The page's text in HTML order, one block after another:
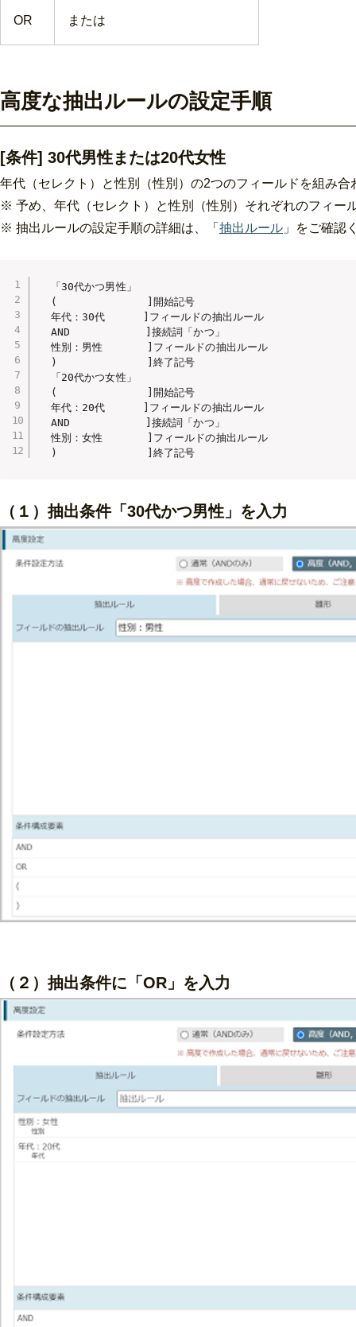
OR または
高度な抽出ルールの設定手順
[条件] 30代男性または20代女性
年代（セレクト）と性別（性別）の2つのフィールドを組み
※ 予め、年代（セレクト）と性別（性別）それぞれのフィー
※ 抽出ルールの設定手順の詳細は、「 抽出ルール 」をご確認
「30代かつ男性」
(　　　　　　 　　]開始記号
年代：30代　 　　]フィールドの抽出ルール
AND　　　　  　　]接続詞「かつ」
性別：男性　  　　]フィールドの抽出ルール
)　　　　　　 　　]終了記号
「20代かつ女性」
(　　　　　　 　　]開始記号
年代：20代　 　　]フィールドの抽出ルール
AND　　　　  　　]接続詞「かつ」
性別：女性　  　　]フィールドの抽出ルール
)　　　　　　 　　]終了記号
（１）抽出条件「30代かつ男性」を入力
（２）抽出条件に「OR」を入力